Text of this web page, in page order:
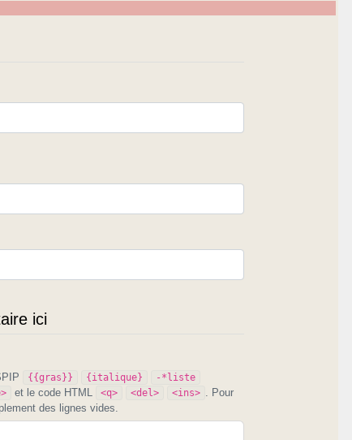
ici
{{gras}} {italique}
-*liste
et le code HTML <q> <del> <ins>
. Pour
des lignes vides.